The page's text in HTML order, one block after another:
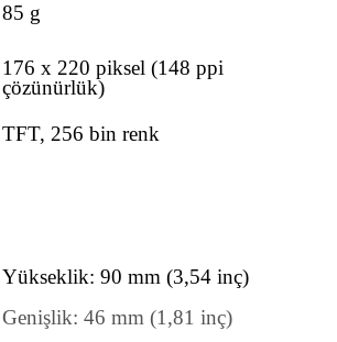
85 g
176 x 220 piksel (148 ppi
çözünürlük)
TFT, 256 bin renk
Yükseklik: 90 mm (3,54 inç)
Genişlik: 46 mm (1,81 inç)